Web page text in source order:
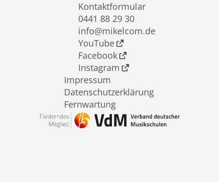
Kontaktformular
0441 88 29 30
info@mikelcom.de
YouTube
Facebook
Instagram
Impressum
Datenschutzerklärung
Fernwartung